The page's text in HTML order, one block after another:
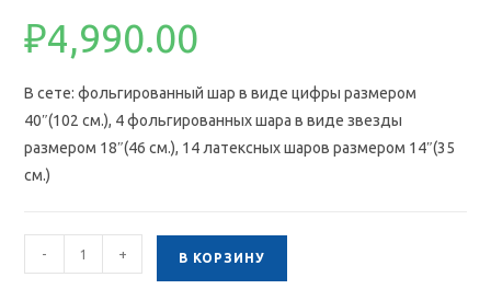
₽4,990.00
В сете: фольгированный шар в виде цифры размером
40″(102 см.), 4 фольгированных шара в виде звезды
размером 18″(46 см.), 14 латексных шаров размером 14″(35
см.)
Количество
товара
- + В КОРЗИНУ